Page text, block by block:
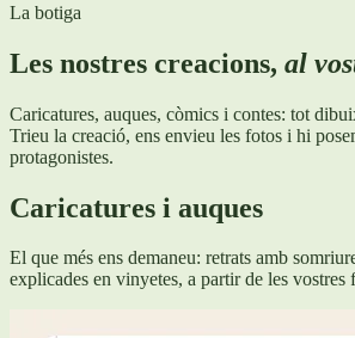
La botiga
Les nostres creacions, al
Caricatures, auques, còmics i contes: tot
Trieu la creació, ens envieu les fotos i hi
protagonistes.
Caricatures i auques
El que més ens demaneu: retrats amb
explicades en vinyetes, a partir de les vostres